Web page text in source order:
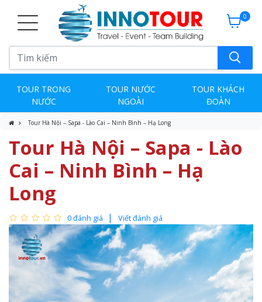
0
TOUR TRONG
NƯỚC
TOUR NƯỚC
NGOÀI
TOUR KHÁCH
ĐOÀN
Tour Hà Nội – Sapa - Lào Cai – Ninh Bình – Hạ Long
Tour Hà Nội – Sapa - Lào
Cai – Ninh Bình – Hạ
Long
0 đánh giá Viết đánh giá